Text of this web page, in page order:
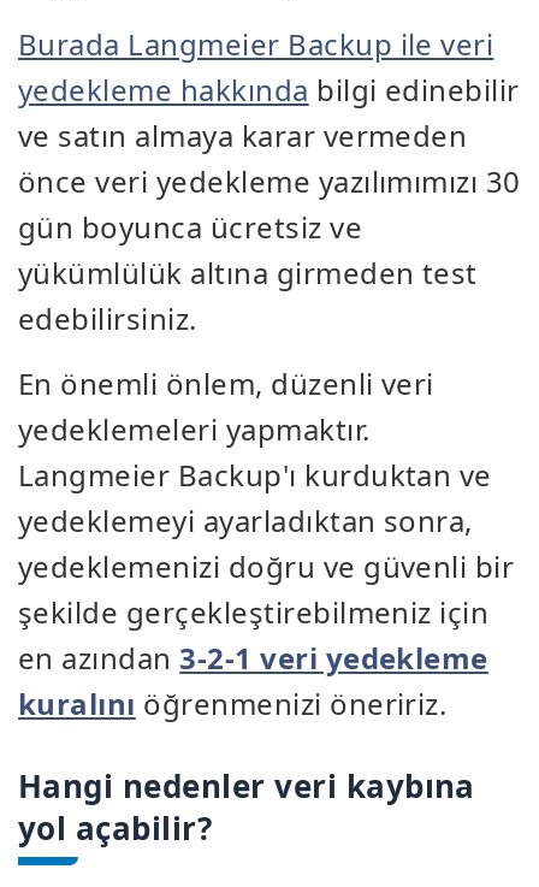
Burada Langmeier Backup ile veri
yedekleme hakkında bilgi edinebilir
ve satın almaya karar vermeden
önce veri yedekleme yazılımımızı 30
gün boyunca ücretsiz ve
yükümlülük altına girmeden test
edebilirsiniz.
En önemli önlem, düzenli veri
yedeklemeleri yapmaktır.
Langmeier Backup'ı kurduktan ve
yedeklemeyi ayarladıktan sonra,
yedeklemenizi doğru ve güvenli bir
şekilde gerçekleştirebilmeniz için
en azından 3-2-1 veri yedekleme
kuralını öğrenmenizi öneririz.
Hangi nedenler veri kaybına
yol açabilir?